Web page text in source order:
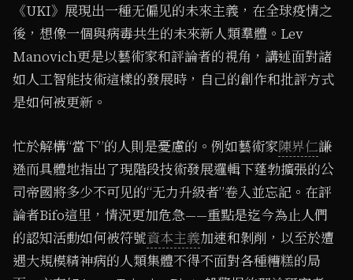
《UKI》展現出⼀種⽆偏⻅的未來主義，在全球疫情之
後，想像⼀個與病毒共⽣的未來新⼈類羣體。Lev
Manovich更是以藝術家和評論者的視⻆，講述⾯對諸
如⼈⼯智能技術這樣的發展時，⾃⼰的創作和批評⽅式
是如何被更新。
忙於解構“當下”的⼈則是憂慮的。例如藝術家陳界仁謙
遜⽽具體地指出了現階段技術發展邏輯下蓬勃擴張的公
司帝國將多少不可⻅的“⽆⼒升級者”卷⼊並忘記。在評
論者Bifo這⾥，情況更加危急——重點是迄今為⽌⼈們
的認知活動如何被符號資本主義加速和剝削，以⾄於遭
遇⼤規模精神病的⼈類集體不得不⾯對各種糟糕的局